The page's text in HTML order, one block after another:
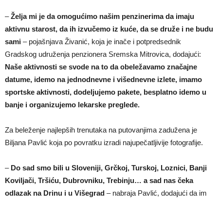
–Želja mi je da omogućimo našim penzinerima da imaju
aktivnu starost, da ih izvučemo iz kuće, da se druže i ne budu
sami – pojašnjava Živanić, koja je inače i potpredsednik
Gradskog udruženja penzionera Sremska Mitrovica, dodajući:
Naše aktivnosti se svode na to da obeležavamo značajne
datume, idemo na jednodnevne i višednevne izlete, imamo
sportske aktivnosti, dodeljujemo pakete, besplatno idemo u
banje i organizujemo lekarske preglede.
Za beleženje najlepših trenutaka na putovanjima zadužena je
Biljana Pavlić koja po povratku izradi najupečatljivije fotografije.
– Do sad smo bili u Sloveniji, Grčkoj, Turskoj, Loznici, Banji
Koviljači, Tršiću, Dubrovniku, Trebinju… a sad nas čeka
odlazak na Drinu i u Višegrad – nabraja Pavlić, dodajući da im